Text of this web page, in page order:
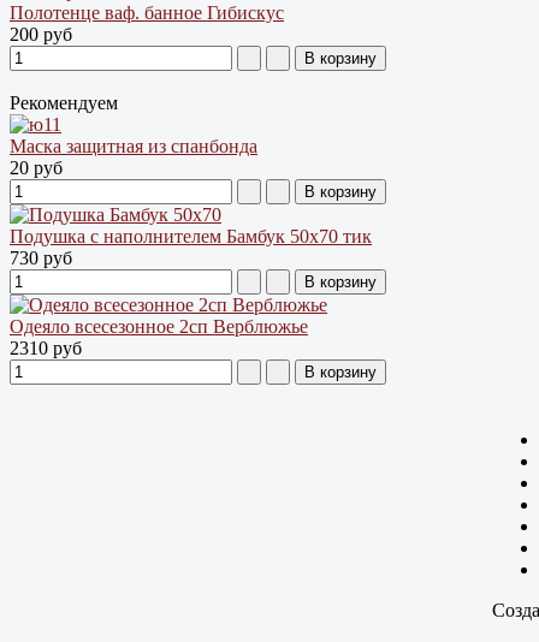
Полотенце ваф. банное Гибискус
200 руб
Рекомендуем
Маска защитная из спанбонда
20 руб
Подушка с наполнителем Бамбук 50х70 тик
730 руб
Одеяло всесезонное 2сп Верблюжье
2310 руб